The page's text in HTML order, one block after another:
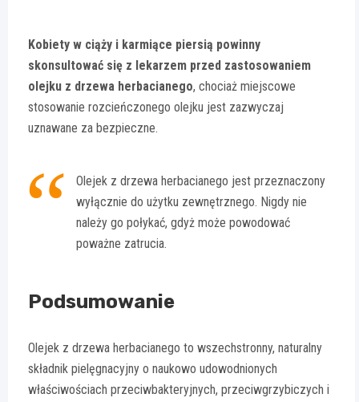
Kobiety w ciąży i karmiące piersią powinny
skonsultować się z lekarzem przed zastosowaniem
olejku z drzewa herbacianego, chociaż miejscowe
stosowanie rozcieńczonego olejku jest zazwyczaj
uznawane za bezpieczne.
Olejek z drzewa herbacianego jest przeznaczony
wyłącznie do użytku zewnętrznego. Nigdy nie
należy go połykać, gdyż może powodować
poważne zatrucia.
Podsumowanie
Olejek z drzewa herbacianego to wszechstronny, naturalny
składnik pielęgnacyjny o naukowo udowodnionych
właściwościach przeciwbakteryjnych, przeciwgrzybiczych i